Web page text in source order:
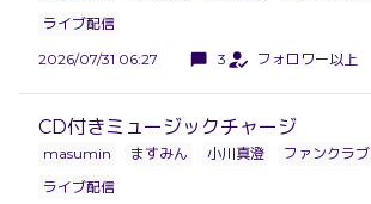
ライブ配信
2026/07/31 06:27
3 フォロワー以上
CD付きミュージックチャージ
masumin ますみん 小川真澄
ファンクラブ
ライブ配信